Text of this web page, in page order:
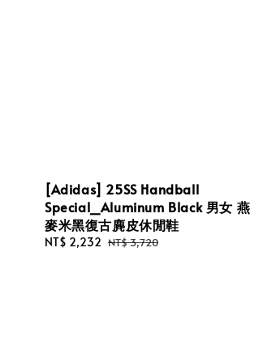
[Adidas] 25SS Handball
Special_Aluminum Black 男女 燕
麥米黑復古麂皮休閒鞋
Sale
NT$ 2,232 Regular
NT$ 3,720